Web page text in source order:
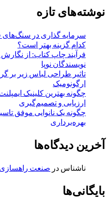
نوشته‌های تازه
سرمایه گذاری در سنگ‌های
کدام گزینه بهتر است؟
فرآیند چاپ کتاب: از نگارش
نویسندگان نوپا
تاثیر طراحی لباس زیر بر
ارگونومیک
چگونه بهترین کلینیک
ارزیابی و تصمیم‌گیری
چگونه یک نانوایی موفق
بهره‌برداری
آخرین دیدگاه‌ها
ناشناس در صنعت راهسازی
بایگانی‌ها